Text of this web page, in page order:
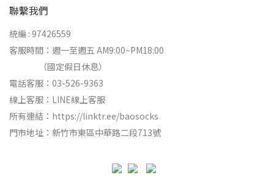
聯繫我們
統編 : 97426559
客服時間：週一至週五 AM9:00~PM18:00
（國定假日休息）
電話客服：03-526-9363
線上客服： LINE線上客服
所有連結： https://linktr.ee/baosocks
門市地址：新竹市東區中華路二段713號